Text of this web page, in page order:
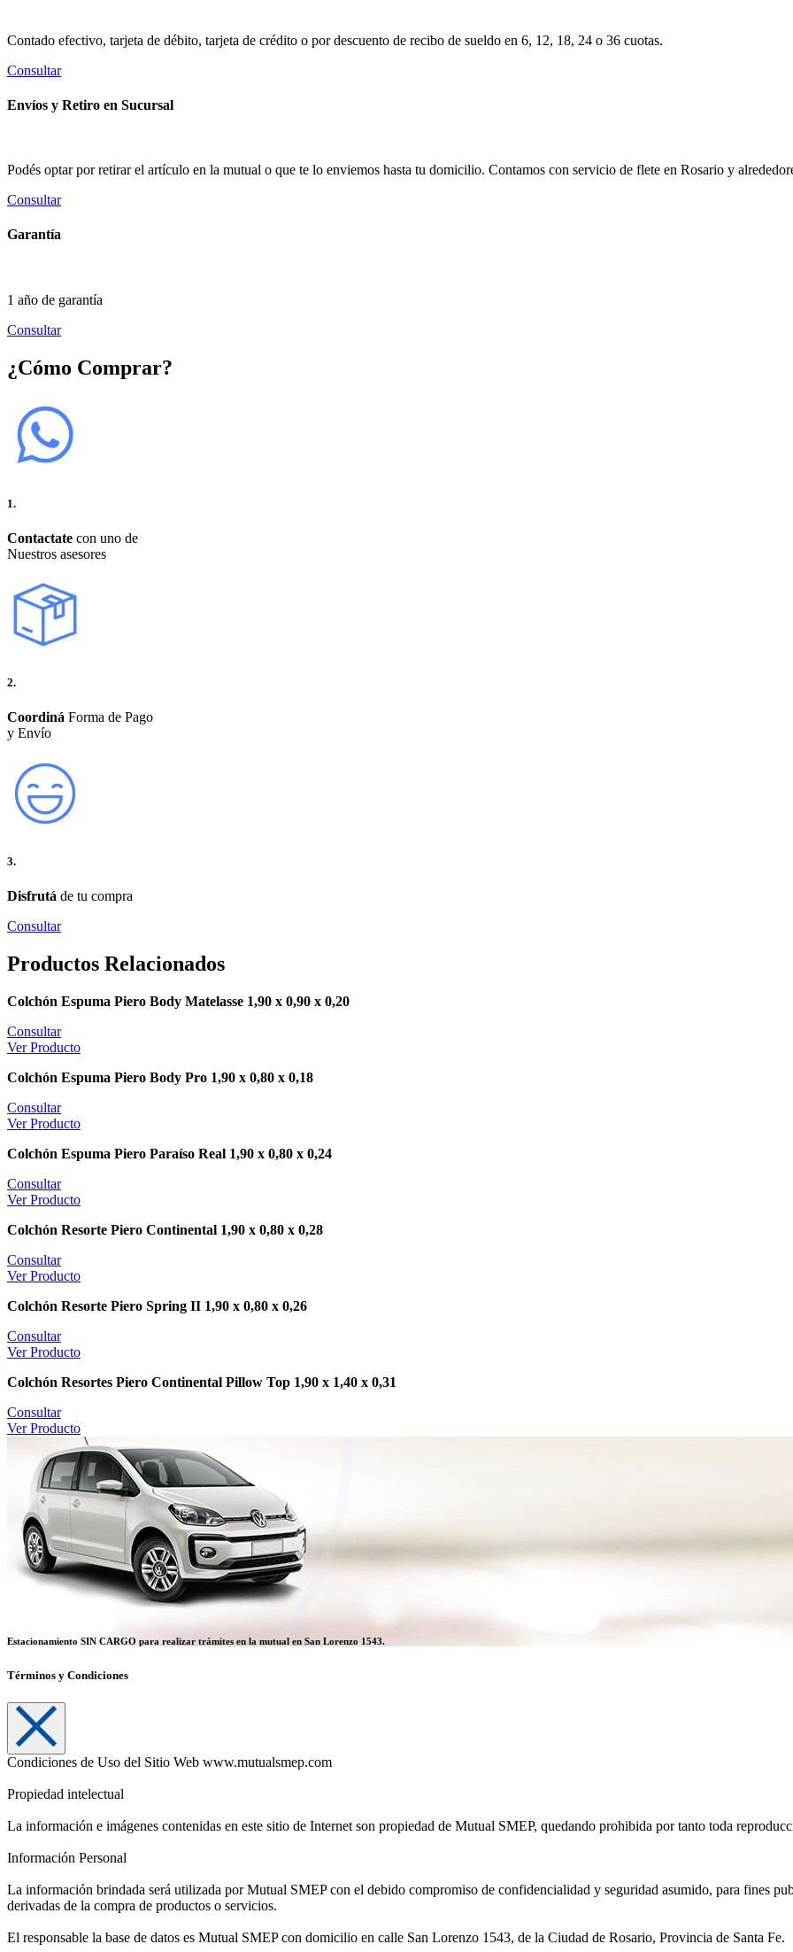
Contado efectivo, tarjeta de débito, tarjeta de crédito o por descuento de recibo de sueldo en 6, 12, 18, 24 o 36 cuotas.
Consultar
Envíos y Retiro en Sucursal
Podés optar por retirar el artículo en la mutual o que te lo enviemos hasta tu domicilio. Contamos con servicio de flete en Rosario y
Consultar
Garantía
1 año de garantía
Consultar
¿Cómo Comprar?
1.
Contactate con uno de
Nuestros asesores
2.
Coordiná Forma de Pago
y Envío
3.
Disfrutá de tu compra
Consultar
Productos Relacionados
Colchón Espuma Piero Body Matelasse 1,90 x 0,90 x 0,20
Consultar
Ver Producto
Colchón Espuma Piero Body Pro 1,90 x 0,80 x 0,18
Consultar
Ver Producto
Colchón Espuma Piero Paraíso Real 1,90 x 0,80 x 0,24
Consultar
Ver Producto
Colchón Resorte Piero Continental 1,90 x 0,80 x 0,28
Consultar
Ver Producto
Colchón Resorte Piero Spring II 1,90 x 0,80 x 0,26
Consultar
Ver Producto
Colchón Resortes Piero Continental Pillow Top 1,90 x 1,40 x 0,31
Consultar
Ver Producto
Estacionamiento SIN CARGO para realizar trámites en la mutual en San Lorenzo 1543.
Términos y Condiciones
Condiciones de Uso del Sitio Web www.mutualsmep.com
Propiedad intelectual
La información e imágenes contenidas en este sitio de Internet son propiedad de Mutual SMEP, quedando prohibida por tanto toda
Información Personal
La información brindada será utilizada por Mutual SMEP con el debido compromiso de confidencialidad y seguridad asumido, para fines
derivadas de la compra de productos o servicios.
El responsable la base de datos es Mutual SMEP con domicilio en calle San Lorenzo 1543, de la Ciudad de Rosario, Provincia de Santa Fe.